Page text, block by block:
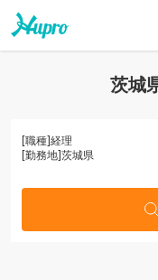
茨城
[職種]経理
[勤務地]茨城県